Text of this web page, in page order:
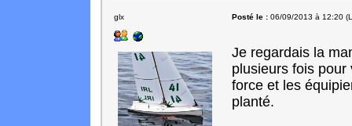
glx Posté le : 06/09/2013 à 12:20
Je regardais la
plusieurs fois
force et les
planté.